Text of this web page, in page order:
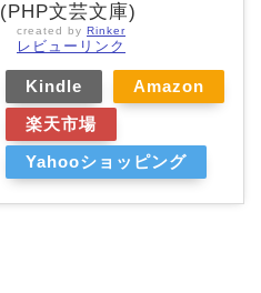
(PHP文芸文庫)
created by Rinker
レビューリンク
Kindle
Amazon
楽天市場
Yahooショッピング